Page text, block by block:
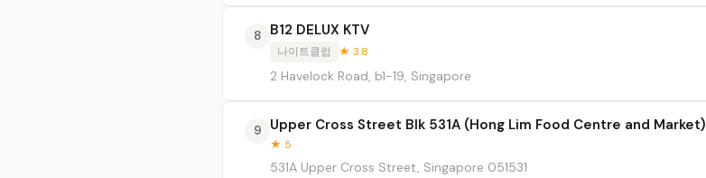
8 B12 DELUX KTV
나이트클럽 ★ 3.8
2 Havelock Road, b1-19, Singapore
9 Upper Cross Street Blk 531A (Hong Lim Food Centre and Market)
★ 5
531A Upper Cross Street, Singapore 051531